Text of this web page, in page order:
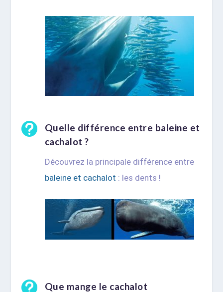

Quelle différence entre baleine et
cachalot ?
Découvrez la principale différence entre
baleine et cachalot : les dents !
 Que mange le cachalot